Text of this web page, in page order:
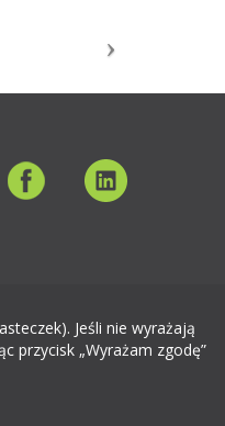
Jeśli nie wyrażają
przycisk „Wyrażam zgodę”